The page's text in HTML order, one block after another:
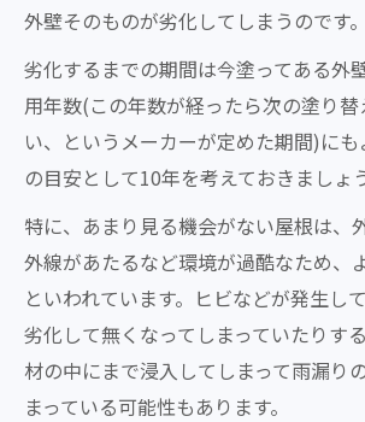
外壁そのものが劣化してしまうのです。
劣化するまでの期間は今塗ってある外
用年数(この年数が経ったら次の塗り
い、というメーカーが定めた期間)に
の目安として10年を考えておきましょう
特に、あまり見る機会がない屋根は、
外線があたるなど環境が過酷なため、
といわれています。ヒビなどが発生し
劣化して無くなってしまっていたりす
材の中にまで浸入してしまって雨漏り
まっている可能性もあります。